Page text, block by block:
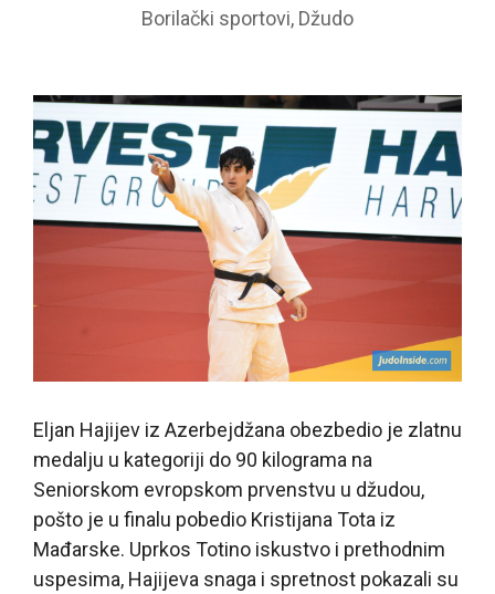
Borilački sportovi, Džudo
Eljan Hajijev iz Azerbejdžana obezbedio je zlatnu
medalju u kategoriji do 90 kilograma na
Seniorskom evropskom prvenstvu u džudou,
pošto je u finalu pobedio Kristijana Tota iz
Mađarske. Uprkos Totino iskustvo i prethodnim
uspesima, Hajijeva snaga i spretnost pokazali su